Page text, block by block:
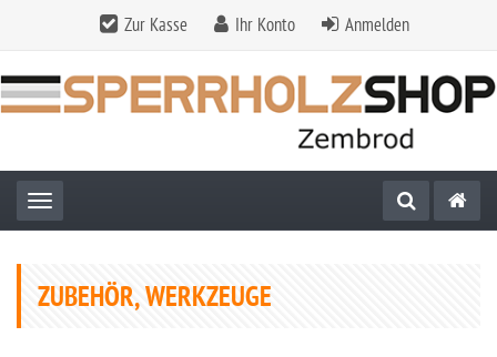
Zur Kasse Ihr Konto Anmelden
Toggle navigation
ZUBEHÖR, WERKZEUGE